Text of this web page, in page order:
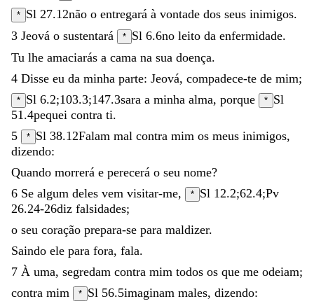
* Sl 27.12não o entregará à vontade dos seus inimigos.
3 Jeová o sustentará * Sl 6.6no leito da enfermidade.
Tu lhe amaciarás a cama na sua doença.
4 Disse eu da minha parte: Jeová, compadece-te de mim;
* Sl 6.2;103.3;147.3sara a minha alma, porque * Sl
51.4pequei contra ti.
5
* Sl 38.12Falam mal contra mim os meus inimigos,
dizendo:
Quando morrerá e perecerá o seu nome?
6 Se algum deles vem visitar-me, * Sl 12.2;62.4;Pv
26.24-26diz falsidades;
o seu coração prepara-se para maldizer.
Saindo ele para fora, fala.
7 À uma, segredam contra mim todos os que me odeiam;
contra mim * Sl 56.5imaginam males, dizendo: